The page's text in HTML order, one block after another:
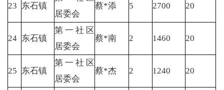
23 东石镇
居委会
蔡*添 5 2700 20
24 东石镇
第一社区
居委会
蔡*南 2 1460 20
25 东石镇
第一社区
居委会
蔡*杰 2 1240 20